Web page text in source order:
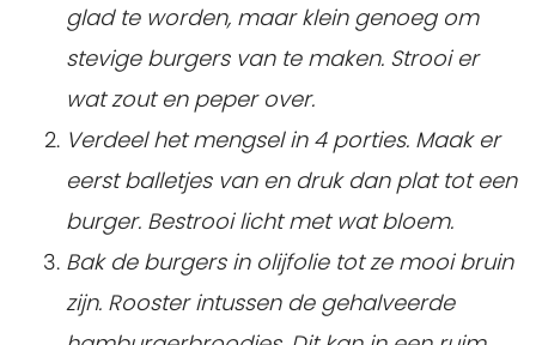
glad te worden, maar klein genoeg om
stevige burgers van te maken. Strooi er
wat zout en peper over.
Verdeel het mengsel in 4 porties. Maak er
eerst balletjes van en druk dan plat tot een
burger. Bestrooi licht met wat bloem.
Bak de burgers in olijfolie tot ze mooi bruin
zijn. Rooster intussen de gehalveerde